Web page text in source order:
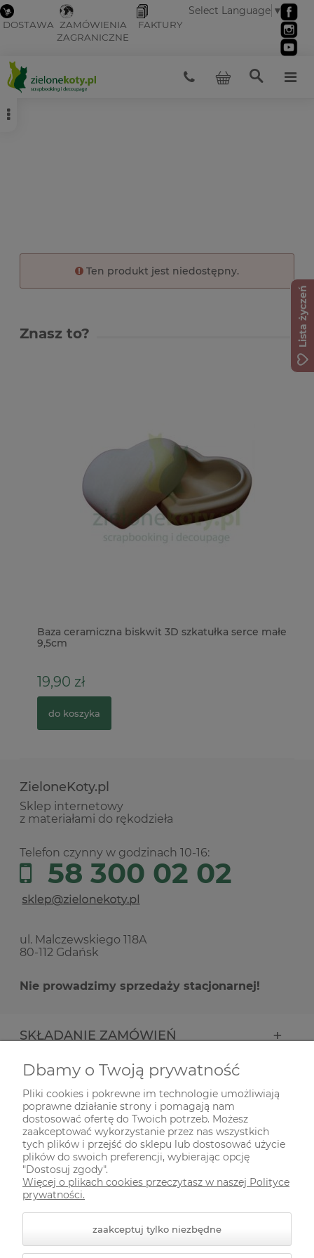
DOSTAWA ZAMÓWIENIA
ZAGRANICZNE
FAKTURY
Select Language ▼
Ten produkt jest niedostępny.
Znasz to?
Baza ceramiczna biskwit 3D szkatułka serce małe
9,5cm
19,90 zł
do koszyka
ZieloneKoty.pl
Sklep internetowy
z materiałami do rękodzieła
Telefon czynny w godzinach 10-16:
58 300 02 02
ul. Malczewskiego 118A
80-112 Gdańsk
Nie prowadzimy sprzedaży stacjonarnej!
SKŁADANIE ZAMÓWIEŃ
INFORMACJE
ODWIEDŹ NAS NA
Dbamy o Twoją prywatność
Pliki cookies i pokrewne im technologie umożliwiają
poprawne działanie strony i pomagają nam
dostosować ofertę do Twoich potrzeb. Możesz
zaakceptować wykorzystanie przez nas wszystkich
tych plików i przejść do sklepu lub dostosować użycie
plików do swoich preferencji, wybierając opcję
"Dostosuj zgody".
Więcej o plikach cookies przeczytasz w naszej Polityce
prywatności.
zaakceptuj tylko niezbędne
Lista życzeń